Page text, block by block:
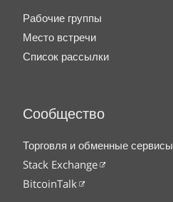
Рабочие группы
Место встречи
Список рассылки
Сообщество
Торговля и обменные сервисы
Stack Exchange
BitcoinTalk